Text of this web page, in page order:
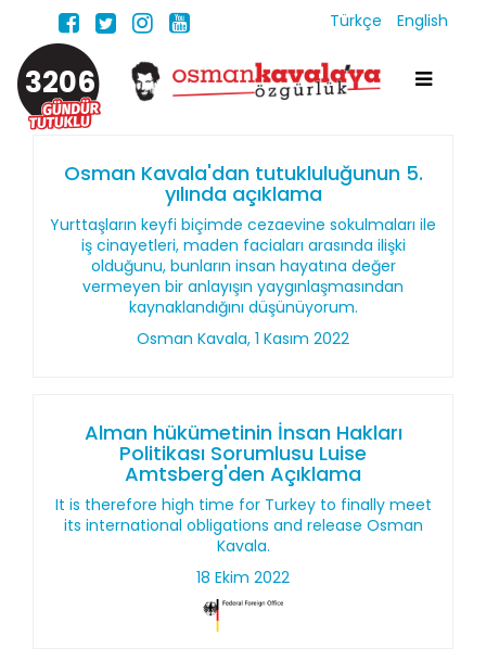
Türkçe English
3206
Osman Kavala'dan tutukluluğunun 5.
yılında açıklama
Yurttaşların keyfi biçimde cezaevine sokulmaları ile
iş cinayetleri, maden faciaları arasında ilişki
olduğunu, bunların insan hayatına değer
vermeyen bir anlayışın yaygınlaşmasından
kaynaklandığını düşünüyorum.
Osman Kavala, 1 Kasım 2022
Alman hükümetinin İnsan Hakları
Politikası Sorumlusu Luise
Amtsberg'den Açıklama
It is therefore high time for Turkey to finally meet
its international obligations and release Osman
Kavala.
18 Ekim 2022